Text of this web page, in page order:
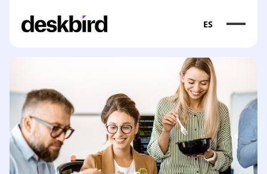
ES